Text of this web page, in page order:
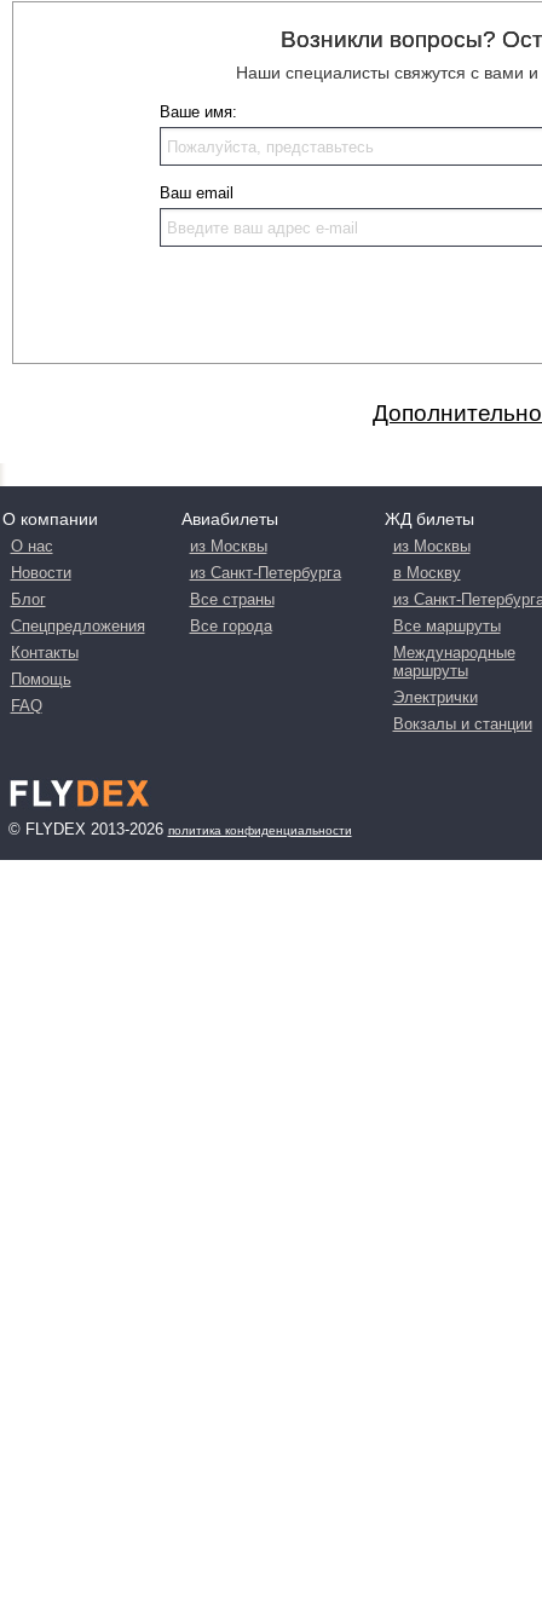
Возникли вопросы?
Наши специалисты свяжутся с вами
Ваше имя:
Ваш email
О компании
О нас
Новости
Блог
Спецпредложения
Контакты
Помощь
FAQ
Авиабилеты
из Москвы
из Санкт-Петербурга
Все страны
Все города
ЖД билеты
из Москвы
в Москву
из Санкт-
Все маршруты
Международные
маршруты
Электрички
Вокзалы и станции
© FLYDEX 2013-2026 политика конфиденциальности